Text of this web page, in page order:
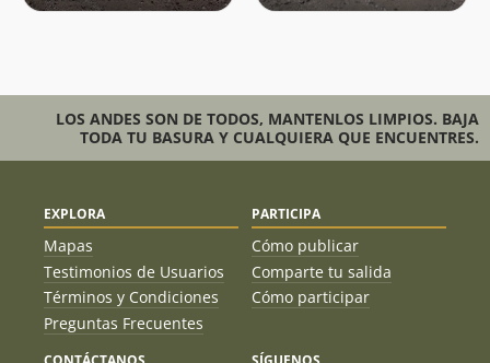
LOS ANDES SON DE TODOS, MANTENLOS LIMPIOS. BAJA
TODA TU BASURA Y CUALQUIERA QUE ENCUENTRES.
EXPLORA
Mapas
Testimonios de Usuarios
Términos y Condiciones
Preguntas Frecuentes
PARTICIPA
Cómo publicar
Comparte tu salida
Cómo participar